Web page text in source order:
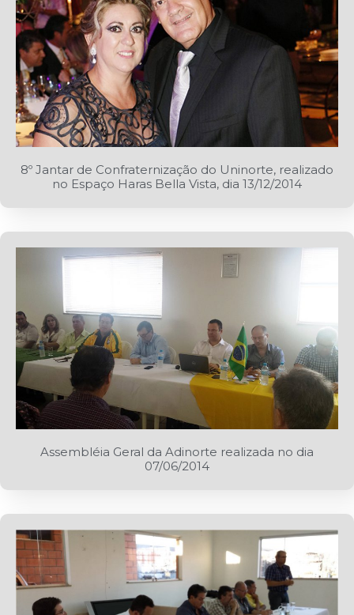
8º Jantar de Confraternização do Uninorte, realizado
no Espaço Haras Bella Vista, dia 13/12/2014
Assembléia Geral da Adinorte realizada no dia
07/06/2014